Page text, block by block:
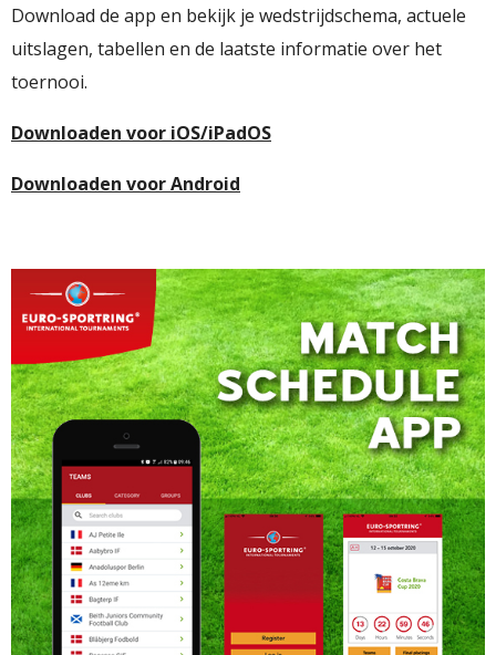
Download de app en bekijk je wedstrijdschema, actuele
uitslagen, tabellen en de laatste informatie over het
toernooi.
Downloaden voor iOS/iPadOS
Downloaden voor Android